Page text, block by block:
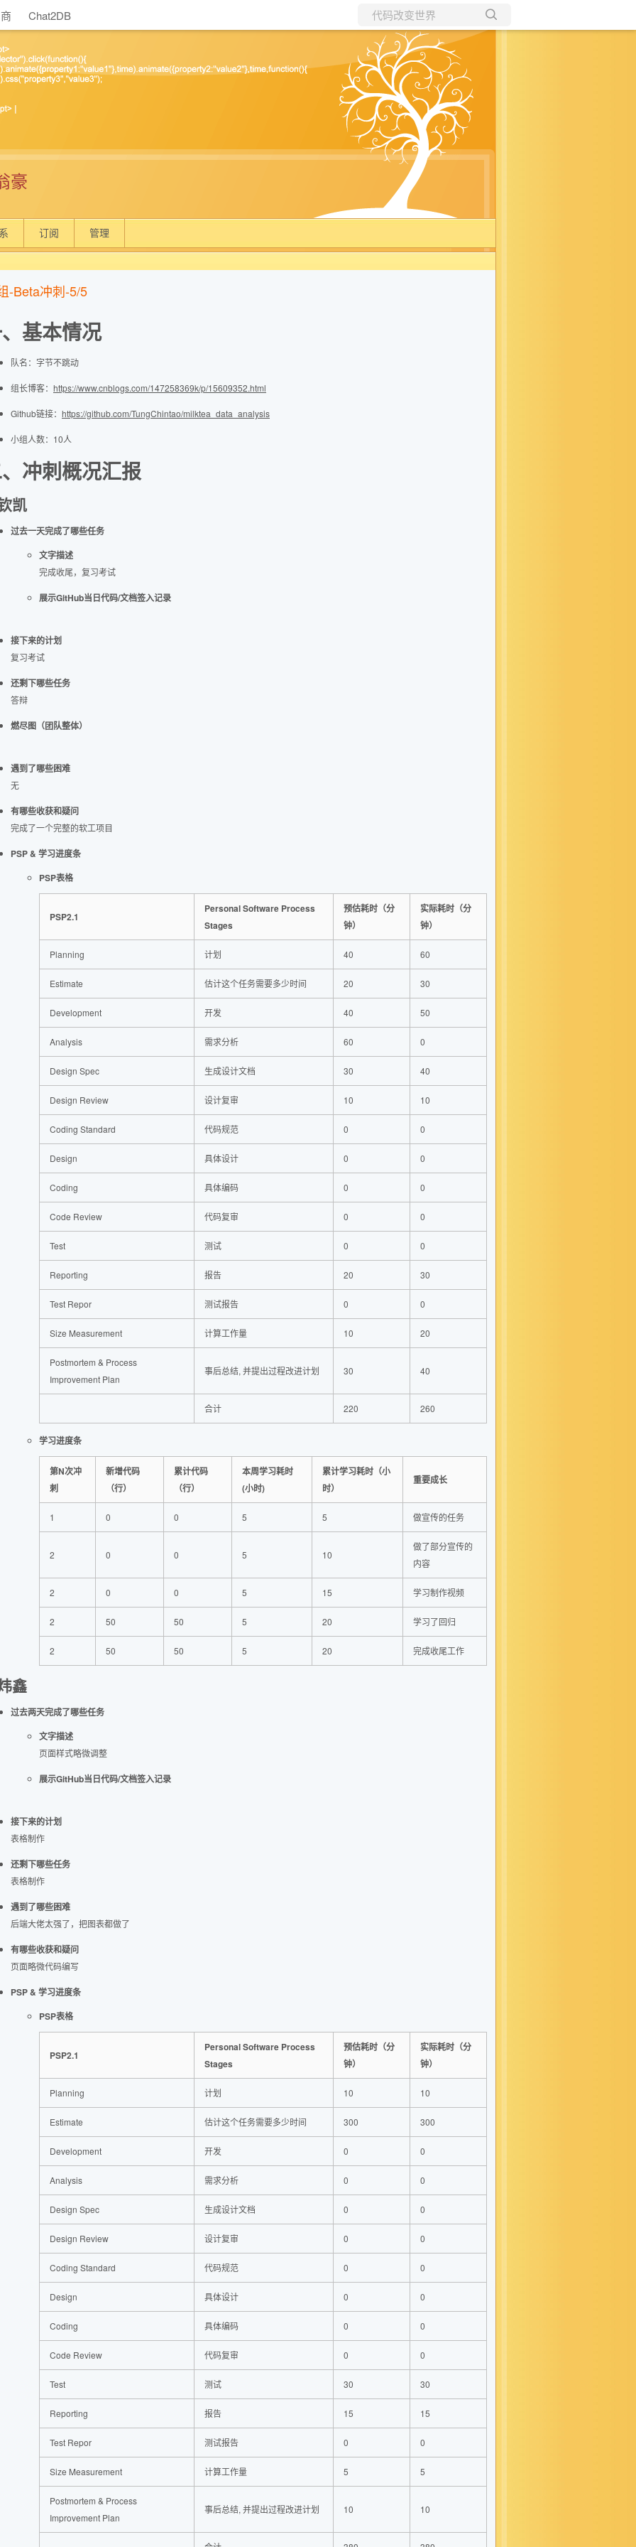
Chat2DB
所有博客
豪
订阅 管理
-Beta冲刺-5/5
基本情况
队名：字节不跳动
组长博客： https://www.cnblogs.com/147258369k/p/15609352.html
Github链接： https://github.com/TungChintao/milktea_data_analysis
小组人数：10人
冲刺概况汇报
凯
过去一天完成了哪些任务
文字描述
完成收尾，复习考试
展示GitHub当日代码/文档签入记录
接下来的计划
复习考试
还剩下哪些任务
答辩
燃尽图（团队整体）
遇到了哪些困难
无
有哪些收获和疑问
完成了一个完整的软工项目
PSP & 学习进度条
PSP表格
PSP2.1
Personal Software Process
Stages
预估耗时（分
钟）
实际耗时（分
钟）
Planning 计划 40 60
Estimate 估计这个任务需要多少时间 20 30
Development 开发 40 50
Analysis 需求分析 60 0
Design Spec 生成设计文档 30 40
Design Review 设计复审 10 10
Coding Standard 代码规范 0 0
Design 具体设计 0 0
Coding 具体编码 0 0
Code Review 代码复审 0 0
Test 测试 0 0
Reporting 报告 20 30
Test Repor 测试报告 0 0
Size Measurement 计算工作量 10 20
Postmortem & Process
Improvement Plan
事后总结, 并提出过程改进计划 30 40
合计 220 260
学习进度条
第N次冲
刺
新增代码
（行）
累计代码
（行）
本周学习耗时
(小时)
累计学习耗时（小
时）
重要成长
1 0 0 5 5 做宣传的任务
2 0 0 5 10
做了部分宣传的
内容
2 0 0 5 15 学习制作视频
2 50 50 5 20 学习了回归
2 50 50 5 20 完成收尾工作
鑫
过去两天完成了哪些任务
文字描述
页面样式略微调整
展示GitHub当日代码/文档签入记录
接下来的计划
表格制作
还剩下哪些任务
表格制作
遇到了哪些困难
后端大佬太强了，把图表都做了
有哪些收获和疑问
页面略微代码编写
PSP & 学习进度条
PSP表格
PSP2.1
Personal Software Process
Stages
预估耗时（分
钟）
实际耗时（分
钟）
Planning 计划 10 10
Estimate 估计这个任务需要多少时间 300 300
Development 开发 0 0
Analysis 需求分析 0 0
Design Spec 生成设计文档 0 0
Design Review 设计复审 0 0
Coding Standard 代码规范 0 0
Design 具体设计 0 0
Coding 具体编码 0 0
Code Review 代码复审 0 0
Test 测试 30 30
Reporting 报告 15 15
Test Repor 测试报告 0 0
Size Measurement 计算工作量 5 5
Postmortem & Process
Improvement Plan
事后总结, 并提出过程改进计划 10 10